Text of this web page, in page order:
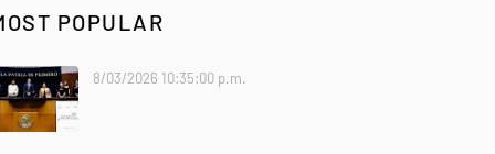
POPULAR
8/03/2026 10:35:00 p.m.